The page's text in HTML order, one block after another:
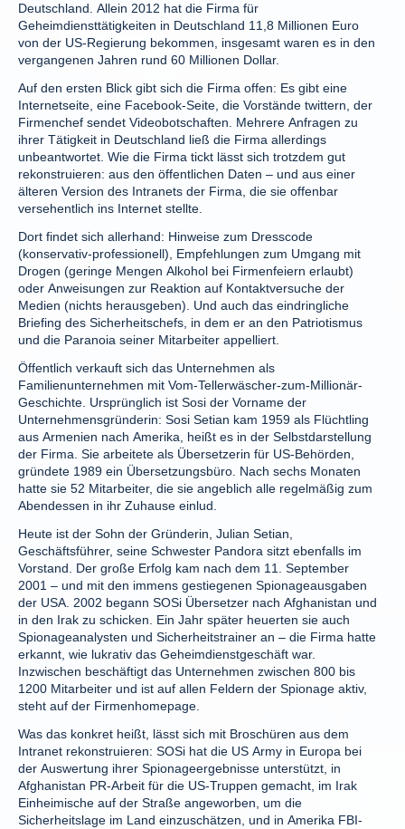
Deutschland. Allein 2012 hat die Firma für
Geheimdiensttätigkeiten in Deutschland 11,8 Millionen Euro
von der US-Regierung bekommen, insgesamt waren es in den
vergangenen Jahren rund 60 Millionen Dollar.
Auf den ersten Blick gibt sich die Firma offen: Es gibt eine
Internetseite, eine Facebook-Seite, die Vorstände twittern, der
Firmenchef sendet Videobotschaften. Mehrere Anfragen zu
ihrer Tätigkeit in Deutschland ließ die Firma allerdings
unbeantwortet. Wie die Firma tickt lässt sich trotzdem gut
rekonstruieren: aus den öffentlichen Daten – und aus einer
älteren Version des Intranets der Firma, die sie offenbar
versehentlich ins Internet stellte.
Dort findet sich allerhand: Hinweise zum Dresscode
(konservativ-professionell), Empfehlungen zum Umgang mit
Drogen (geringe Mengen Alkohol bei Firmenfeiern erlaubt)
oder Anweisungen zur Reaktion auf Kontaktversuche der
Medien (nichts herausgeben). Und auch das eindringliche
Briefing des Sicherheitschefs, in dem er an den Patriotismus
und die Paranoia seiner Mitarbeiter appelliert.
Öffentlich verkauft sich das Unternehmen als
Familienunternehmen mit Vom-Tellerwäscher-zum-Millionär-
Geschichte. Ursprünglich ist Sosi der Vorname der
Unternehmensgründerin: Sosi Setian kam 1959 als Flüchtling
aus Armenien nach Amerika, heißt es in der Selbstdarstellung
der Firma. Sie arbeitete als Übersetzerin für US-Behörden,
gründete 1989 ein Übersetzungsbüro. Nach sechs Monaten
hatte sie 52 Mitarbeiter, die sie angeblich alle regelmäßig zum
Abendessen in ihr Zuhause einlud.
Heute ist der Sohn der Gründerin, Julian Setian,
Geschäftsführer, seine Schwester Pandora sitzt ebenfalls im
Vorstand. Der große Erfolg kam nach dem 11. September
2001 – und mit den immens gestiegenen Spionageausgaben
der USA. 2002 begann SOSi Übersetzer nach Afghanistan und
in den Irak zu schicken. Ein Jahr später heuerten sie auch
Spionageanalysten und Sicherheitstrainer an – die Firma hatte
erkannt, wie lukrativ das Geheimdienstgeschäft war.
Inzwischen beschäftigt das Unternehmen zwischen 800 bis
1200 Mitarbeiter und ist auf allen Feldern der Spionage aktiv,
steht auf der Firmenhomepage.
Was das konkret heißt, lässt sich mit Broschüren aus dem
Intranet rekonstruieren: SOSi hat die US Army in Europa bei
der Auswertung ihrer Spionageergebnisse unterstützt, in
Afghanistan PR-Arbeit für die US-Truppen gemacht, im Irak
Einheimische auf der Straße angeworben, um die
Sicherheitslage im Land einzuschätzen, und in Amerika FBI-